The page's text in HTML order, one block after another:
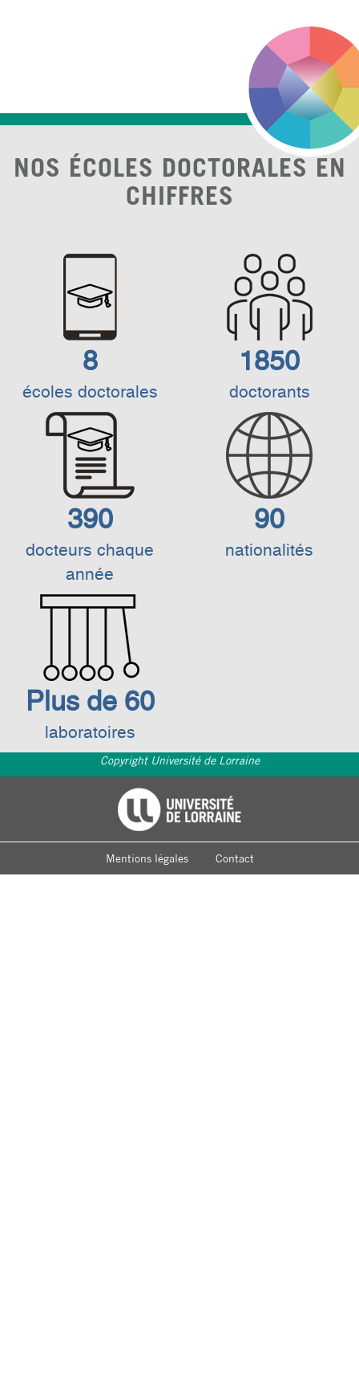
NOS ÉCOLES DOCTORALES EN
CHIFFRES
8
écoles doctorales
1850
doctorants
390
docteurs chaque
année
90
nationalités
Plus de 60
laboratoires
Copyright Université de Lorraine
Université de Lorraine
Mentions légales Contact